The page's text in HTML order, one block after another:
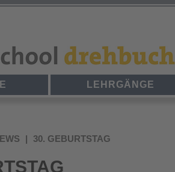
LEHRGÄNGE
30. GEBURTSTAG